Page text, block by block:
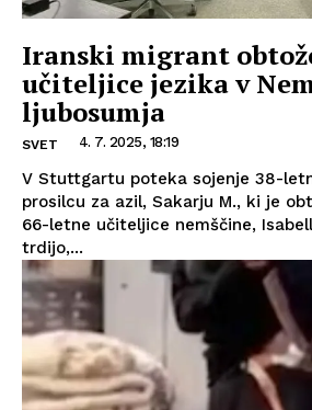
Iranski migrant
učiteljice jezika v
ljubosumja
SVET 4. 7. 2025, 18:19
V Stuttgartu poteka sojenje 38-
prosilcu za azil, Sakarju M., ki je
66-letne učiteljice nemščine,
trdijo,...